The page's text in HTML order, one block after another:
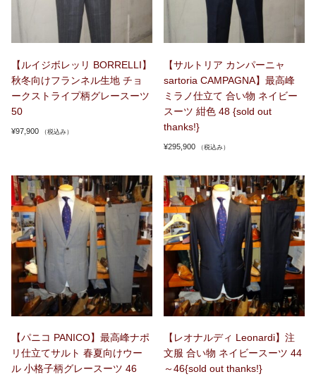
【ルイジボレッリ BORRELLI】
秋冬向けフランネル生地 チョ
ークストライプ柄グレースーツ
50
¥97,900 （税込み）
【サルトリア カンパーニャ
sartoria CAMPAGNA】最高峰
ミラノ仕立て 合い物 ネイビー
スーツ 紺色 48 {sold out
thanks!}
¥295,900 （税込み）
【パニコ PANICO】最高峰ナポ
リ仕立てサルト 春夏向けウー
ル 小格子柄グレースーツ 46
【レオナルディ Leonardi】注
文服 合い物 ネイビースーツ 44
～46{sold out thanks!}